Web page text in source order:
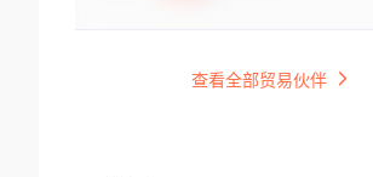
查看全部贸易伙伴